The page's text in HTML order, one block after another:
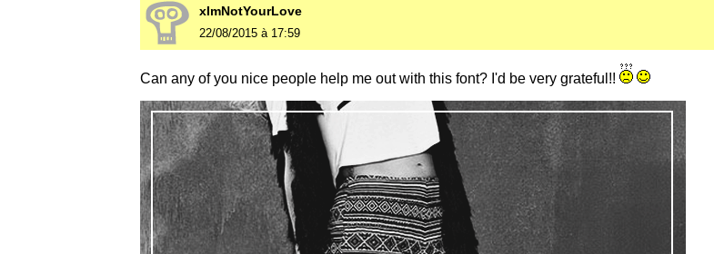
xImNotYourLove
22/08/2015 à 17:59
Can any of you nice people help me out with this font? I'd be very grateful!!